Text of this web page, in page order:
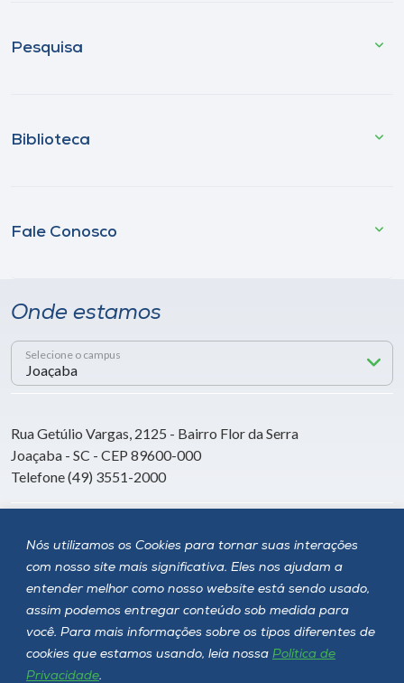
Nós utilizamos os Cookies para tornar suas interações
com nosso site mais significativa. Eles nos ajudam a
entender melhor como nosso website está sendo usado,
assim podemos entregar conteúdo sob medida para
você. Para mais informações sobre os tipos diferentes de
cookies que estamos usando, leia nossa Política de
Privacidade.
Pesquisa
Biblioteca
Fale Conosco
Onde estamos
Selecione o campus
Rua Getúlio Vargas, 2125 - Bairro Flor da Serra
Joaçaba - SC - CEP 89600-000
Telefone (49) 3551-2000
Siga a Unoesc